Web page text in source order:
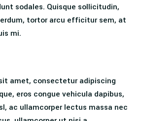
sodales. Quisque sollicitudin,
tortor arcu efficitur sem, at
mi.
amet, consectetur adipiscing
eros congue vehicula dapibus,
ac ullamcorper lectus massa nec